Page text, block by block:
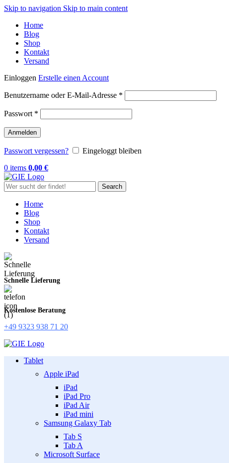
Skip to navigation Skip to main content
Home
Blog
Shop
Kontakt
Versand
Einloggen Erstelle einen Account
Benutzername oder E-Mail-Adresse *
Passwort *
Anmelden
Passwort vergessen?
Eingeloggt bleiben
0 items 0,00 €
Search
Home
Blog
Shop
Kontakt
Versand
Schnelle Lieferung
Kostenlose Beratung
+49 9323 938 71 20
Tablet
Apple iPad
iPad
iPad Pro
iPad Air
iPad mini
Samsung Galaxy Tab
Tab S
Tab A
Microsoft Surface